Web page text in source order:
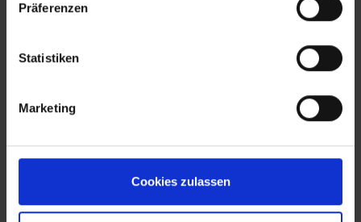
Präferenzen
Statistiken
Marketing
Cookies zulassen